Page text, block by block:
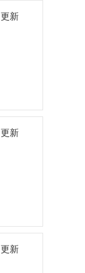
新
新
新